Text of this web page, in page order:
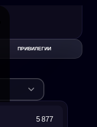
ПРИВИЛЕГИИ
5 877